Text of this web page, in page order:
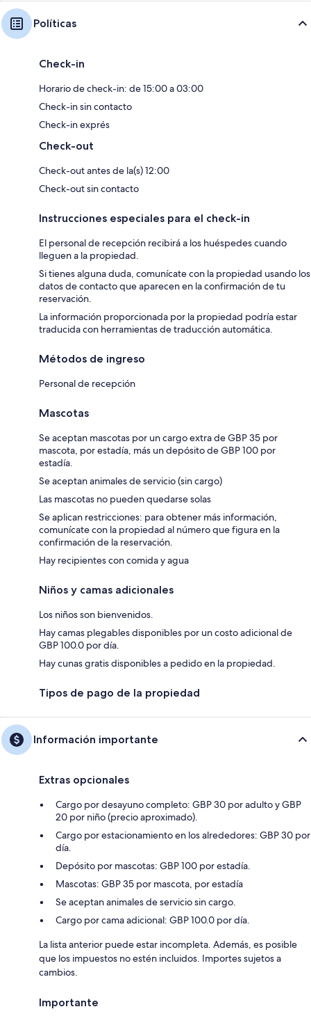
Políticas
Check-in
Horario de check-in: de 15:00 a 03:00
Check-in sin contacto
Check-in exprés
Check-out
Check-out antes de la(s) 12:00
Check-out sin contacto
Instrucciones especiales para el check-in
El personal de recepción recibirá a los huéspedes cuando
lleguen a la propiedad.
Si tienes alguna duda, comunícate con la propiedad usando los
datos de contacto que aparecen en la confirmación de tu
reservación.
La información proporcionada por la propiedad podría estar
traducida con herramientas de traducción automática.
Métodos de ingreso
Personal de recepción
Mascotas
Se aceptan mascotas por un cargo extra de GBP 35 por
mascota, por estadía, más un depósito de GBP 100 por
estadía.
Se aceptan animales de servicio (sin cargo)
Las mascotas no pueden quedarse solas
Se aplican restricciones: para obtener más información,
comunícate con la propiedad al número que figura en la
confirmación de la reservación.
Hay recipientes con comida y agua
Niños y camas adicionales
Los niños son bienvenidos.
Hay camas plegables disponibles por un costo adicional de
GBP 100.0 por día.
Hay cunas gratis disponibles a pedido en la propiedad.
Tipos de pago de la propiedad
Información importante
Extras opcionales
Cargo por desayuno completo: GBP 30 por adulto y GBP
20 por niño (precio aproximado).
Cargo por estacionamiento en los alrededores: GBP 30 por
día.
Depósito por mascotas: GBP 100 por estadía.
Mascotas: GBP 35 por mascota, por estadía
Se aceptan animales de servicio sin cargo.
Cargo por cama adicional: GBP 100.0 por día.
La lista anterior puede estar incompleta. Además, es posible
que los impuestos no estén incluidos. Importes sujetos a
cambios.
Importante